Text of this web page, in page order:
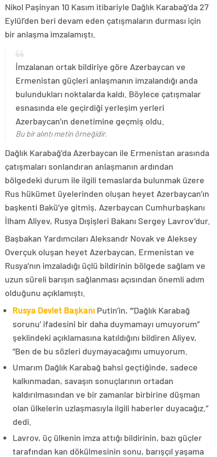
Nikol Paşinyan 10 Kasım itibariyle Dağlık Karabağ’da 27
Eylül’den beri devam eden çatışmaların durması için
bir anlaşma imzalamıştı.
İmzalanan ortak bildiriye göre Azerbaycan ve
Ermenistan güçleri anlaşmanın imzalandığı anda
bulundukları noktalarda kaldı. Böylece çatışmalar
esnasında ele geçirdiği yerleşim yerleri
Azerbaycan’ın denetimine geçmiş oldu.
Bu bir alıntı metin örneğidir.
Dağlık Karabağ’da Azerbaycan ile Ermenistan arasında
çatışmaları sonlandıran anlaşmanın ardından
bölgedeki durum ile ilgili temaslarda bulunmak üzere
Rus hükümet üyelerinden oluşan heyet Azerbaycan’ın
başkenti Bakü’ye gitmiş, Azerbaycan Cumhurbaşkanı
İlham Aliyev, Rusya Dışişleri Bakanı Sergey Lavrov’dur.
Başbakan Yardımcıları Aleksandr Novak ve Aleksey
Overçuk oluşan heyet Azerbaycan, Ermenistan ve
Rusya’nın imzaladığı üçlü bildirinin bölgede sağlam ve
uzun süreli barışın sağlanması açısından önemli adım
olduğunu açıklamıştı.
Rusya Devlet Başkanı Putin’in, “‘Dağlık Karabağ
sorunu’ ifadesini bir daha duymamayı umuyorum”
şeklindeki açıklamasına katıldığını bildiren Aliyev,
“Ben de bu sözleri duymayacağımı umuyorum.
Umarım Dağlık Karabağ bahsi geçtiğinde, sadece
kalkınmadan, savaşın sonuçlarının ortadan
kaldırılmasından ve bir zamanlar birbirine düşman
olan ülkelerin uzlaşmasıyla ilgili haberler duyacağız.”
dedi.
Lavrov, üç ülkenin imza attığı bildirinin, bazı güçler
tarafından kan dökülmesinin sonu, barışçıl yaşama